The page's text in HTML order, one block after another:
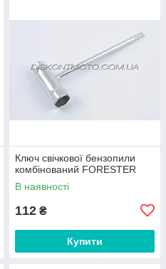
Ключ свічкової бензопили
комбінований FORESTER
В наявності
112 ₴
Купити